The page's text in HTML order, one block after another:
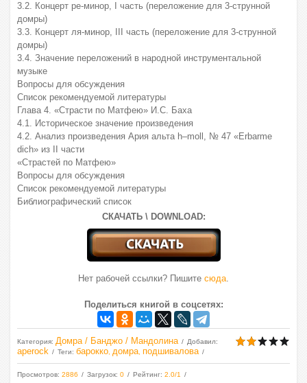
3.2. Концерт ре-минор, I часть (переложение для 3-струнной
домры)
3.3. Концерт ля-минор, III часть (переложение для 3-струнной
домры)
3.4. Значение переложений в народной инструментальной
музыке
Вопросы для обсуждения
Список рекомендуемой литературы
Глава 4. «Страсти по Матфею» И.С. Баха
4.1. Историческое значение произведения
4.2. Анализ произведения Ария альта h–moll, № 47 «Erbarme
dich» из II части
«Страстей по Матфею»
Вопросы для обсуждения
Список рекомендуемой литературы
Библиографический список
СКАЧАТЬ \ DOWNLOAD:
Нет рабочей ссылки? Пишите сюда.
Поделиться книгой в соцсетях:
Категория: Домра / Банджо / Мандолина Добавил:
aperock Теги: барокко домра подшивалова
Просмотров: 2886 Загрузок: 0 Рейтинг: 2.0/1